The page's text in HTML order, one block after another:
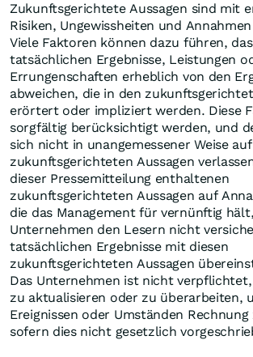
Zukunftsgerichtete Aussagen sind mit
Risiken, Ungewissheiten und
Viele Faktoren können dazu führen,
tatsächlichen Ergebnisse, Leistungen
Errungenschaften erheblich von den
abweichen, die in den
erörtert oder impliziert werden. Diese
sorgfältig berücksichtigt werden, und
sich nicht in unangemessener Weise
zukunftsgerichteten Aussagen
dieser Pressemitteilung enthaltenen
zukunftsgerichteten Aussagen auf
die das Management für vernünftig
Unternehmen den Lesern nicht
tatsächlichen Ergebnisse mit diesen
zukunftsgerichteten Aussagen
Das Unternehmen ist nicht verpflichtet,
zu aktualisieren oder zu überarbeiten,
Ereignissen oder Umständen
sofern dies nicht gesetzlich